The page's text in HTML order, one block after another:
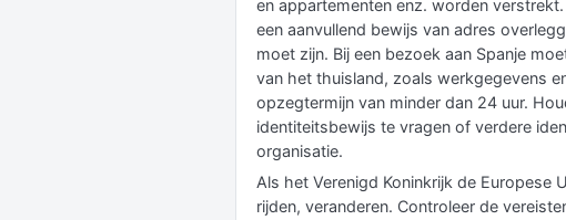
en appartementen enz. worden
een aanvullend bewijs van adres
moet zijn. Bij een bezoek aan Spanje
van het thuisland, zoals werkgegevens
opzegtermijn van minder dan 24 uur.
identiteitsbewijs te vragen of verdere
organisatie.
Als het Verenigd Koninkrijk de Europese
rijden, veranderen. Controleer de